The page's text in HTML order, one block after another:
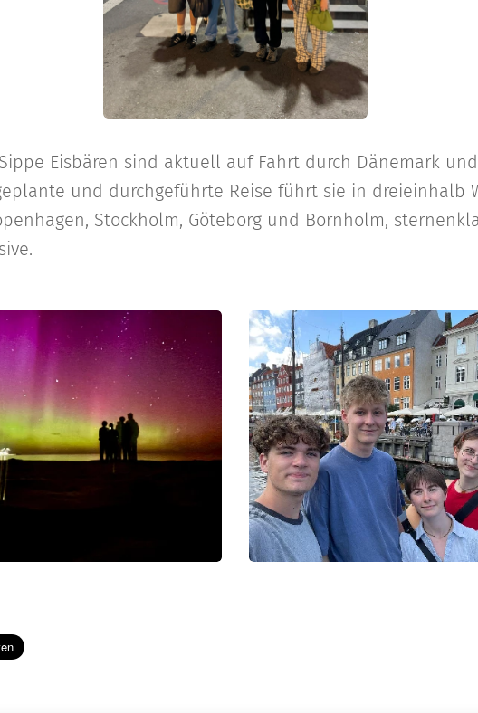
Sippe Eisbären sind aktuell auf Fahrt durch Dänemark
und durchgeführte Reise führt sie in dreieinhalb
Stockholm, Göteborg und Bornholm,